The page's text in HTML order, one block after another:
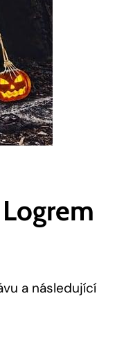
a následující